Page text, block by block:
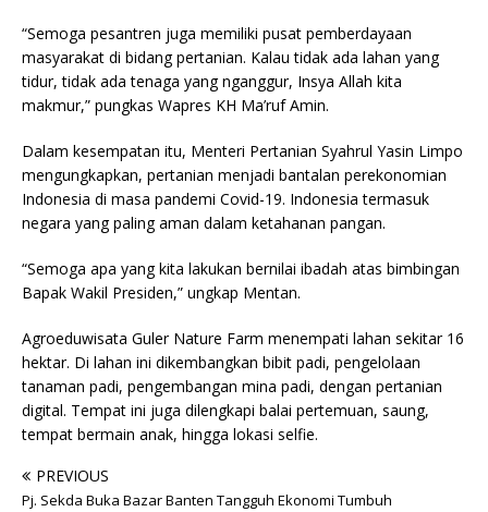
“Semoga pesantren juga memiliki pusat pemberdayaan
masyarakat di bidang pertanian. Kalau tidak ada lahan yang
tidur, tidak ada tenaga yang nganggur, Insya Allah kita
makmur,” pungkas Wapres KH Ma’ruf Amin.
Dalam kesempatan itu, Menteri Pertanian Syahrul Yasin Limpo
mengungkapkan, pertanian menjadi bantalan perekonomian
Indonesia di masa pandemi Covid-19. Indonesia termasuk
negara yang paling aman dalam ketahanan pangan.
“Semoga apa yang kita lakukan bernilai ibadah atas bimbingan
Bapak Wakil Presiden,” ungkap Mentan.
Agroeduwisata Guler Nature Farm menempati lahan sekitar 16
hektar. Di lahan ini dikembangkan bibit padi, pengelolaan
tanaman padi, pengembangan mina padi, dengan pertanian
digital. Tempat ini juga dilengkapi balai pertemuan, saung,
tempat bermain anak, hingga lokasi selfie.
PREVIOUS
Pj. Sekda Buka Bazar Banten Tangguh Ekonomi Tumbuh